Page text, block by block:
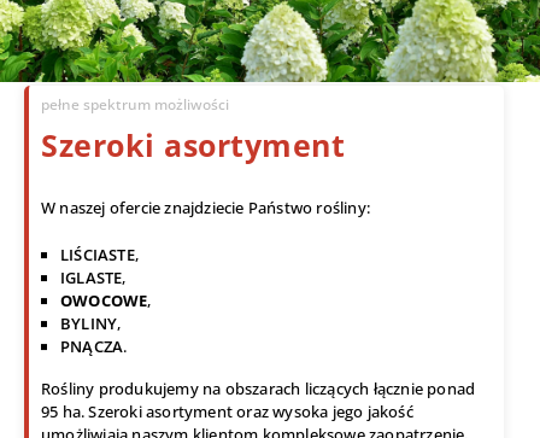
pełne spektrum możliwości
Szeroki asortyment
W naszej ofercie znajdziecie Państwo rośliny:
LIŚCIASTE,
IGLASTE,
OWOCOWE,
BYLINY,
PNĄCZA.
Rośliny produkujemy na obszarach liczących łącznie ponad
95 ha. Szeroki asortyment oraz wysoka jego jakość